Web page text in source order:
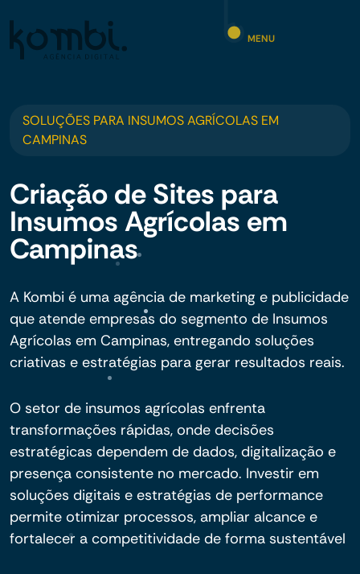
MENU
SOLUÇÕES PARA INSUMOS AGRÍCOLAS EM
CAMPINAS
Criação de Sites para
Insumos Agrícolas em
Campinas
A Kombi é uma agência de marketing e publicidade
que atende empresas do segmento de Insumos
Agrícolas em Campinas, entregando soluções
criativas e estratégias para gerar resultados reais.
O setor de insumos agrícolas enfrenta
transformações rápidas, onde decisões
estratégicas dependem de dados, digitalização e
presença consistente no mercado. Investir em
soluções digitais e estratégias de performance
permite otimizar processos, ampliar alcance e
fortalecer a competitividade de forma sustentável